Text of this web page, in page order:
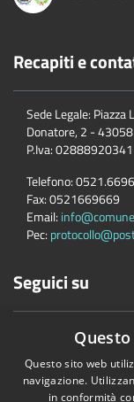
Recapiti e
Sede Legale:
Donatore, 2 -
P.Iva:02888920341
Telefono:
Fax:0521669669
Email:
Pec:
Seguici su
Questo sito web
navigazione.
in conformità